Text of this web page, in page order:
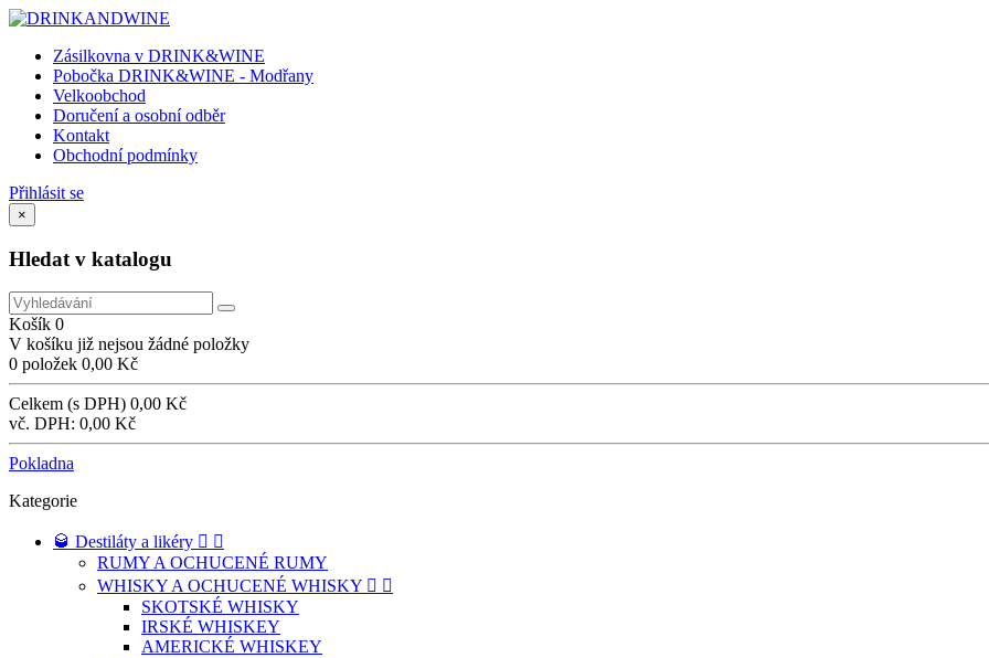
Zásilkovna v DRINK&WINE
Pobočka DRINK&WINE - Modřany
Velkoobchod
Doručení a osobní odběr
Kontakt
Obchodní podmínky
Přihlásit se
×
Hledat v katalogu
Košík 0
V košíku již nejsou žádné položky
0 položek 0,00 Kč
Celkem (s DPH) 0,00 Kč
vč. DPH: 0,00 Kč
Pokladna
Kategorie
🥃 Destiláty a likéry  
RUMY A OCHUCENÉ RUMY
WHISKY A OCHUCENÉ WHISKY  
SKOTSKÉ WHISKY
IRSKÉ WHISKEY
AMERICKÉ WHISKEY